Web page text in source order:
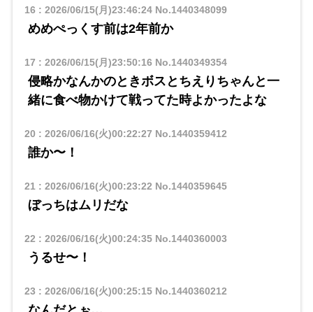
16 : 2026/06/15(月)23:46:24No.1440348099
めめぺっくす前は2年前か
17 : 2026/06/15(月)23:50:16 No.1440349354
侵略かなんかのときボスとちえりちゃんと一
緒に食べ物かけて戦ってた時よかったよな
20 : 2026/06/16(火)00:22:27 No.1440359412
誰か〜！
21: 2026/06/16(火)00:23:22 No.1440359645
ぼっちはムリだな
22 : 2026/06/16(火)00:24:35No.1440360003
うるせ〜！
23 : 2026/06/16(火)00:25:15No.1440360212